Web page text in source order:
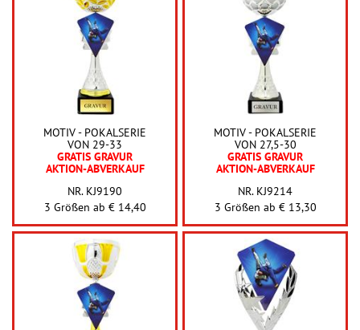
MOTIV - POKALSERIE
VON 29-33
GRATIS GRAVUR
AKTION-ABVERKAUF
NR. KJ9190
3 Größen ab € 14,40
MOTIV - POKALSERIE
VON 27,5-30
GRATIS GRAVUR
AKTION-ABVERKAUF
NR. KJ9214
3 Größen ab € 13,30